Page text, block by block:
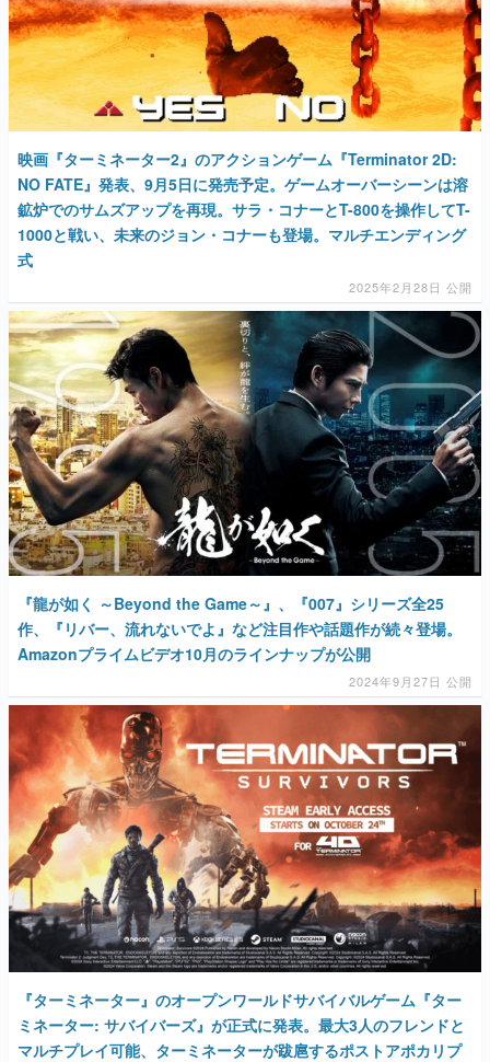
映画『ターミネーター2』のアクションゲーム『Terminator 2D:
NO FATE』発表、9月5日に発売予定。ゲームオーバーシーンは溶
鉱炉でのサムズアップを再現。サラ・コナーとT-800を操作してT-
1000と戦い、未来のジョン・コナーも登場。マルチエンディング
式
2025年2月28日 公開
『龍が如く ～Beyond the Game～』、『007』シリーズ全25
作、『リバー、流れないでよ』など注目作や話題作が続々登場。
Amazonプライムビデオ10月のラインナップが公開
2024年9月27日 公開
『ターミネーター』のオープンワールドサバイバルゲーム『ター
ミネーター: サバイバーズ』が正式に発表。最大3人のフレンドと
マルチプレイ可能、ターミネーターが跋扈するポストアポカリプ